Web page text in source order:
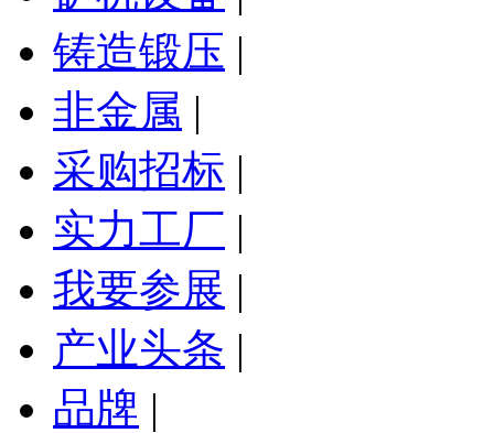
铸造锻压 |
非金属 |
采购招标 |
实力工厂 |
我要参展 |
产业头条 |
品牌 |